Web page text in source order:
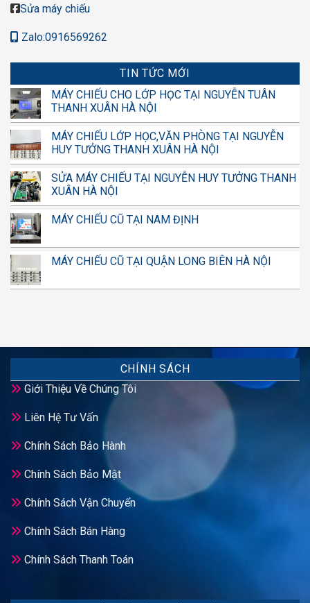
Sửa máy chiếu
Zalo:0916569262
TIN TỨC MỚI
MÁY CHIẾU CHO LỚP HỌC TẠI NGUYỄN TUÂN
THANH XUÂN HÀ NỘI
MÁY CHIẾU LỚP HỌC,VĂN PHÒNG TẠI NGUYỄN
HUY TƯỞNG THANH XUÂN HÀ NỘI
SỬA MÁY CHIẾU TẠI NGUYỄN HUY TƯỞNG THANH
XUÂN HÀ NỘI
MÁY CHIẾU CŨ TẠI NAM ĐỊNH
MÁY CHIẾU CŨ TẠI QUẬN LONG BIÊN HÀ NỘI
CHÍNH SÁCH
Giới Thiệu Về Chúng Tôi
Liên Hệ Tư Vấn
Chính Sách Bảo Hành
Chính Sách Bảo Mật
Chính Sách Vận Chuyển
Chính Sách Bán Hàng
Chính Sách Thanh Toán